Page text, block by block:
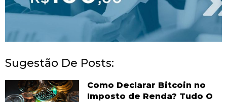
Sugestão De Posts:
Como Declarar Bitcoin no
Imposto de Renda? Tudo O